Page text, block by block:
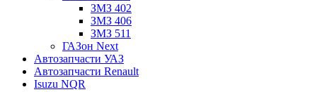
ЗМЗ 402
ЗМЗ 406
ЗМЗ 511
ГАЗон Next
Автозапчасти УАЗ
Автозапчасти Renault
Isuzu NQR